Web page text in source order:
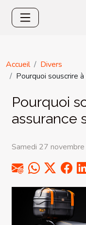
Accueil
Divers
Pourquoi souscrire
Pourquoi
assurance
Samedi 27